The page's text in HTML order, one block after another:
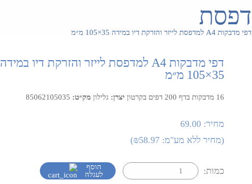
דפי מדבקות A4 למדפסת לייזר והזרקת דיו במידה 35×105 מ״מ
דפי מדבקות A4 למדפסת לייזר והזרקת דיו במידה
35×105 מ״מ
16 מדבקות בדף 200 דפים בקרטון יצרן:גלילון מק״ט: 85062105035
מחיר:69.00
(מחיר ללא מע"מ:₪58.97
)
כמות:
הוסף
לעגלה